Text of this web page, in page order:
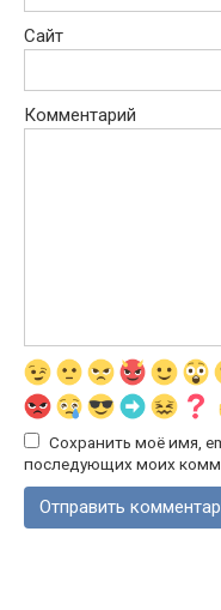
Сайт
Комментарий
Сохранить моё имя,
последующих моих